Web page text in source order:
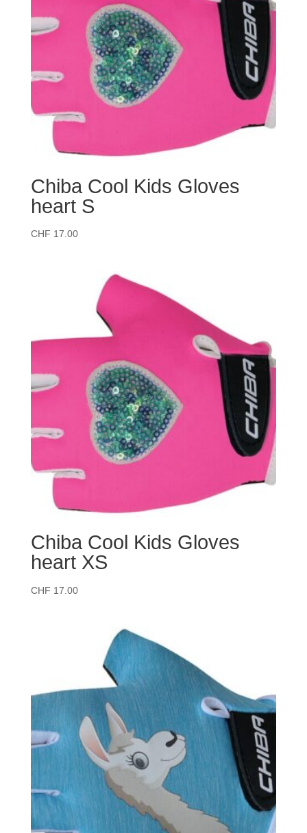
Chiba Cool Kids Gloves
heart S
CHF 17.00
Chiba Cool Kids Gloves
heart XS
CHF 17.00